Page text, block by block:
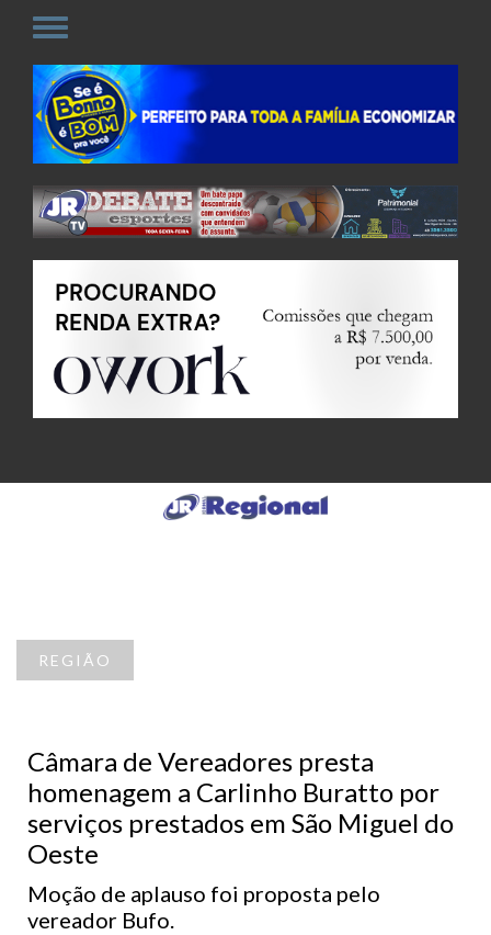
REGIÃO
Câmara de Vereadores presta
homenagem a Carlinho Buratto por
serviços prestados em São Miguel do
Oeste
Moção de aplauso foi proposta pelo
vereador Bufo.